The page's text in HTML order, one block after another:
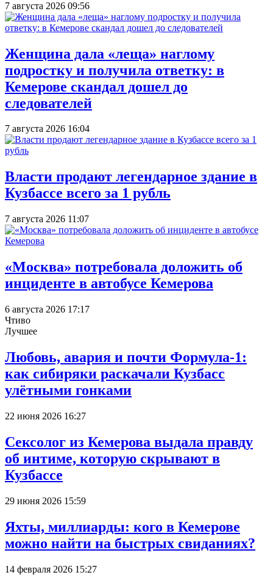
7 августа 2026 09:56
Женщина дала «леща» наглому
подростку и получила ответку: в
Кемерове скандал дошел до
следователей
7 августа 2026 16:04
Власти продают легендарное здание в
Кузбассе всего за 1 рубль
7 августа 2026 11:07
«Москва» потребовала доложить об
инциденте в автобусе Кемерова
6 августа 2026 17:17
Чтиво
Лучшее
Любовь, авария и почти Формула-1:
как сибиряки раскачали Кузбасс
улётными гонками
22 июня 2026 16:27
Сексолог из Кемерова выдала правду
об интиме, которую скрывают в
Кузбассе
29 июня 2026 15:59
Яхты, миллиарды: кого в Кемерове
можно найти на быстрых свиданиях?
14 февраля 2026 15:27